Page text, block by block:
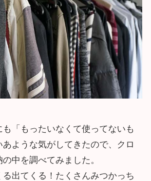
「もったいなくて使ってないも
ような気がしてきたので、クロ
中を調べてみました。
出てくる！たくさんみつかっち